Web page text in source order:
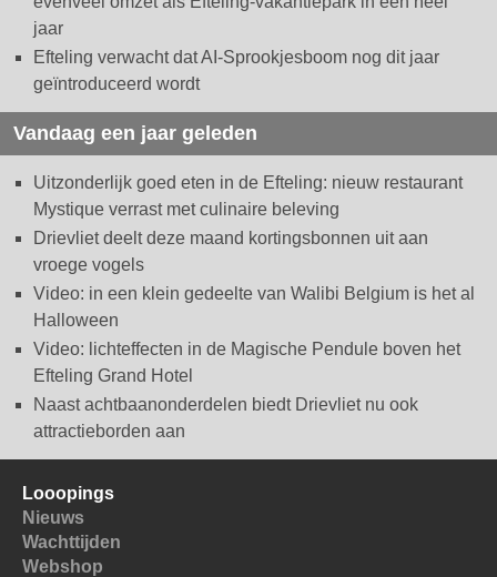
jaar
Efteling verwacht dat AI-Sprookjesboom nog dit jaar
geïntroduceerd wordt
Vandaag een jaar geleden
Uitzonderlijk goed eten in de Efteling: nieuw restaurant
Mystique verrast met culinaire beleving
Drievliet deelt deze maand kortingsbonnen uit aan
vroege vogels
Video: in een klein gedeelte van Walibi Belgium is het al
Halloween
Video: lichteffecten in de Magische Pendule boven het
Efteling Grand Hotel
Naast achtbaanonderdelen biedt Drievliet nu ook
attractieborden aan
Looopings
Nieuws
Wachttijden
Webshop